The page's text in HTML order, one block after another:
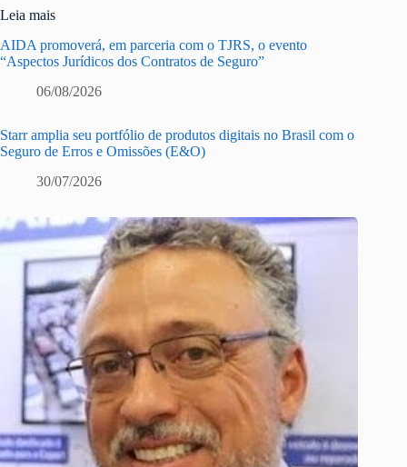
Leia mais
AIDA promoverá, em parceria com o TJRS, o evento
“Aspectos Jurídicos dos Contratos de Seguro”
06/08/2026
Starr amplia seu portfólio de produtos digitais no Brasil com o
Seguro de Erros e Omissões (E&O)
30/07/2026